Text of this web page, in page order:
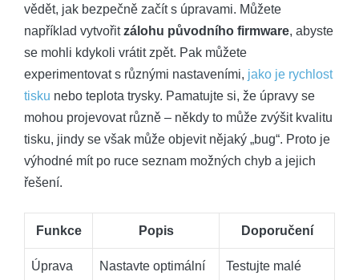
vědět, jak bezpečně začít s úpravami. Můžete
například vytvořitzálohu původního firmware, abyste
se mohli kdykoli vrátit zpět. Pak můžete
experimentovat s různými nastaveními, jako je rychlost
tisku nebo teplota trysky. Pamatujte si, že úpravy se
mohou projevovat různě – někdy to může zvýšit kvalitu
tisku, jindy se však může objevit nějaký „bug“. Proto je
výhodné mít po ruce seznam možných chyb a jejich
řešení.
Funkce Popis Doporučení
Úprava
Nastavte optimální
Testujte malé